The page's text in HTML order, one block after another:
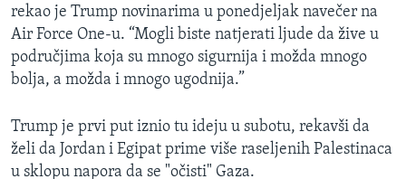
rekao je Trump novinarima u ponedjeljak navečer na
Air Force One-u. “Mogli biste natjerati ljude da žive u
područjima koja su mnogo sigurnija i možda mnogo
bolja, a možda i mnogo ugodnija.”
Trump je prvi put iznio tu ideju u subotu, rekavši da
želi da Jordan i Egipat prime više raseljenih Palestinaca
u sklopu napora da se "očisti" Gaza.